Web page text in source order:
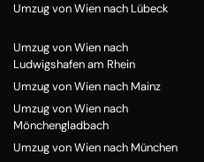
Umzug von Wien nach Lübeck
Umzug von Wien nach
Ludwigshafen am Rhein
Umzug von Wien nach Mainz
Umzug von Wien nach
Mönchengladbach
Umzug von Wien nach München